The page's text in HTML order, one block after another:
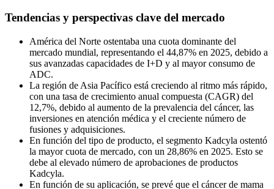
Tendencias y perspectivas clave del mercado
América del Norte ostentaba una cuota dominante del
mercado mundial, representando el 44,87% en 2025, debido a
sus avanzadas capacidades de I+D y al mayor consumo de
ADC.
La región de Asia Pacífico está creciendo al ritmo más rápido,
con una tasa de crecimiento anual compuesta (CAGR) del
12,7%, debido al aumento de la prevalencia del cáncer, las
inversiones en atención médica y el creciente número de
fusiones y adquisiciones.
En función del tipo de producto, el segmento Kadcyla ostentó
la mayor cuota de mercado, con un 28,86% en 2025. Esto se
debe al elevado número de aprobaciones de productos
Kadcyla.
En función de su aplicación, se prevé que el cáncer de mama